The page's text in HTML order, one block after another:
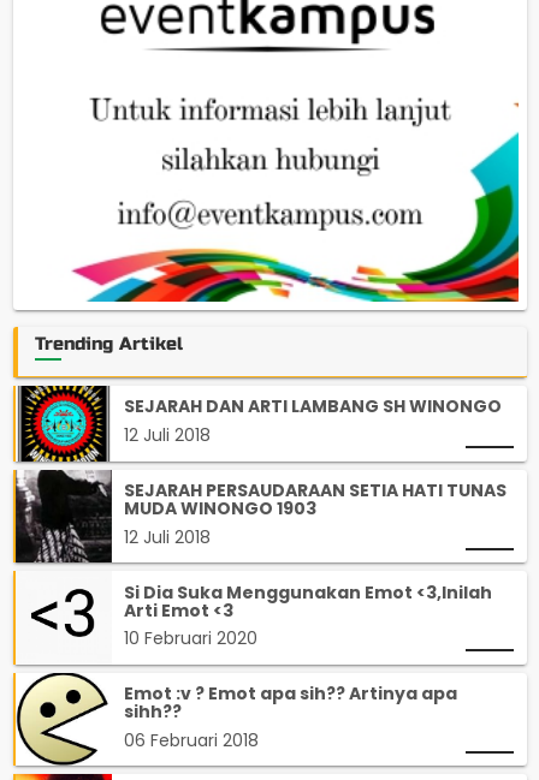
Trending Artikel
SEJARAH DAN ARTI LAMBANG SH WINONGO
12 Juli 2018
SEJARAH PERSAUDARAAN SETIA HATI TUNAS
MUDA WINONGO 1903
12 Juli 2018
Si Dia Suka Menggunakan Emot <3,Inilah
Arti Emot <3
10 Februari 2020
Emot :v ? Emot apa sih?? Artinya apa
sihh??
06 Februari 2018